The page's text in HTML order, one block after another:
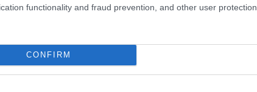
functionality and fraud prevention, and other user protection.
CONFIRM